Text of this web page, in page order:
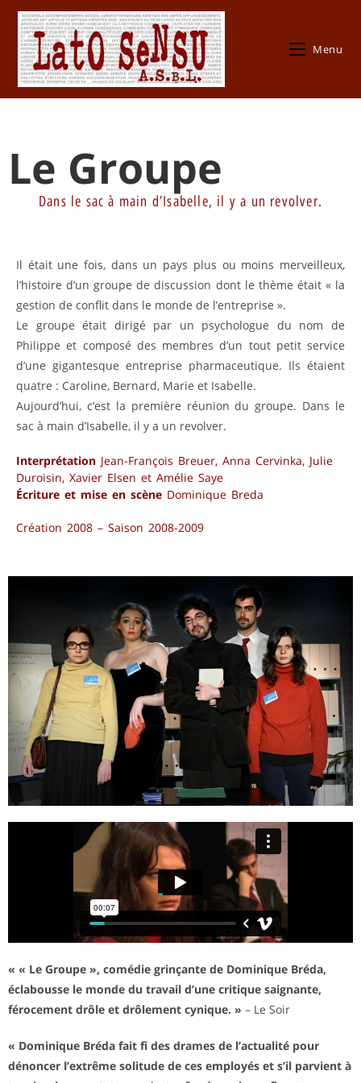
Menu
Le Groupe
Dans le sac à main d’Isabelle, il y a un revolver.
Il était une fois, dans un pays plus ou moins merveilleux,
l’histoire d’un groupe de discussion dont le thème était « la
gestion de conflit dans le monde de l’entreprise ».
Le groupe était dirigé par un psychologue du nom de
Philippe et composé des membres d’un tout petit service
d’une gigantesque entreprise pharmaceutique. Ils étaient
quatre : Caroline, Bernard, Marie et Isabelle.
Aujourd’hui, c’est la première réunion du groupe. Dans le
sac à main d’Isabelle, il y a un revolver.
Interprétation Jean-François Breuer, Anna Cervinka, Julie
Duroisin, Xavier Elsen et Amélie Saye
Écriture et mise en scène Dominique Breda
Création 2008 – Saison 2008-2009
« « Le Groupe », comédie grinçante de Dominique Bréda,
éclabousse le monde du travail d’une critique saignante,
férocement drôle et drôlement cynique. » – Le Soir
« Dominique Bréda fait fi des drames de l’actualité pour
dénoncer l’extrême solitude de ces employés et s’il parvient à